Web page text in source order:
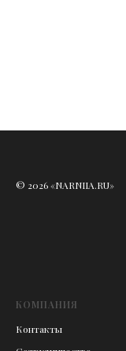
© 2026 «NARNIIA.RU»
КОМПАНИЯ
Контакты